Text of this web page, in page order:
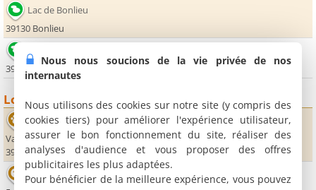
Lac de Bonlieu
39130 Bonlieu
39130 Ménétrux en Joux
Loisirs
Parc animalier du Hérisson
Val Dessous
39130 Ménétrux en Joux
Sitting Bowl
Nous nous soucions de la vie privée de nos
internautes
Nous utilisons des cookies sur notre site (y compris des
cookies tiers) pour améliorer l'expérience utilisateur,
assurer le bon fonctionnement du site, réaliser des
analyses d'audience et vous proposer des offres
publicitaires les plus adaptées.
Pour bénéficier de la meilleure expérience, vous pouvez